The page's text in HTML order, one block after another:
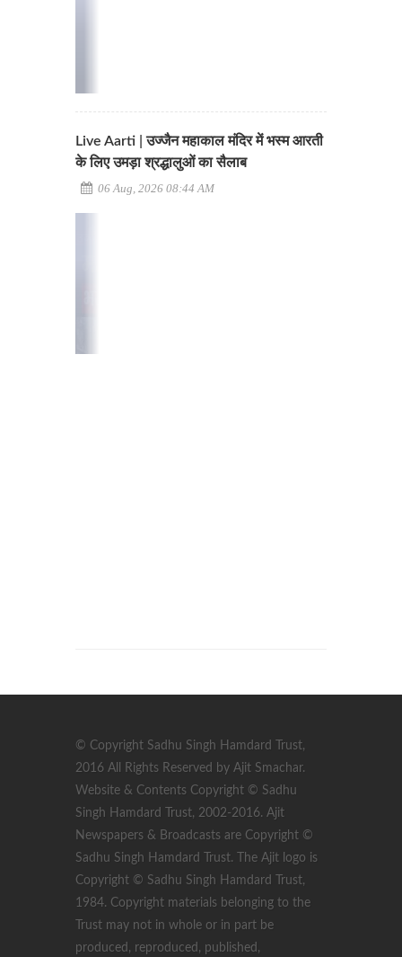
Live Aarti | उज्जैन महाकाल मंदिर में भस्म आरती
के लिए उमड़ा श्रद्धालुओं का सैलाब
06 Aug, 2026 08:44 AM
© Copyright Sadhu Singh Hamdard Trust,
2016 All Rights Reserved by Ajit Smachar.
Website & Contents Copyright © Sadhu
Singh Hamdard Trust, 2002-2016. Ajit
Newspapers & Broadcasts are Copyright ©
Sadhu Singh Hamdard Trust. The Ajit logo is
Copyright © Sadhu Singh Hamdard Trust,
1984. Copyright materials belonging to the
Trust may not in whole or in part be
produced, reproduced, published,